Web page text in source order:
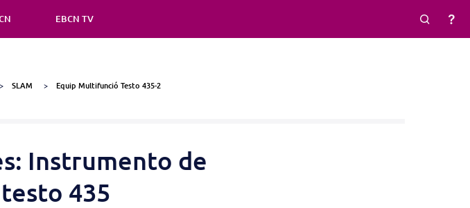
EBCN TV
SLAM Equip Multifunció Testo 435-2
Instrumento de
435